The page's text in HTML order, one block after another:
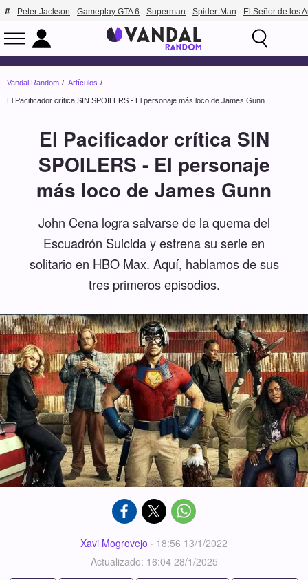
Peter Jackson Gameplay GTA 6 Superman Spider-Man El Señor de los
Vandal Random Artículos
El Pacificador crítica SIN SPOILERS - El personaje más loco de James Gunn
El Pacificador crítica SIN
SPOILERS - El personaje
más loco de James Gunn
John Cena logra salvarse de la quema del
Escuadrón Suicida y estrena su serie en
solitario en HBO Max. Aquí, hablamos de sus
tres primeros episodios.
Xavi Mogrovejo · 18:56 13/1/2022
Actualizado: 16:04 28/1/2025